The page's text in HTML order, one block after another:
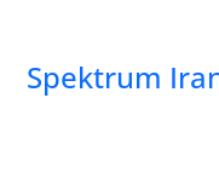
Spektrum